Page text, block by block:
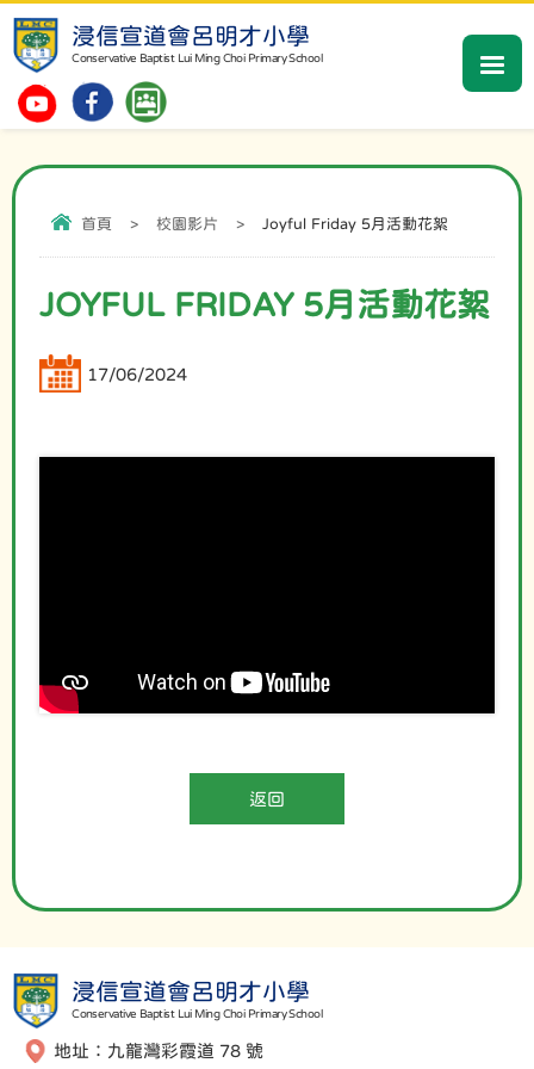
浸信宣道會呂明才小學
Conservative Baptist Lui Ming Choi Primary School
首頁 > 校園影片 > Joyful Friday 5月活動花絮
JOYFUL FRIDAY 5月活動花絮
17/06/2024
返回
浸信宣道會呂明才小學
Conservative Baptist Lui Ming Choi Primary School
地址：九龍灣彩霞道 78 號